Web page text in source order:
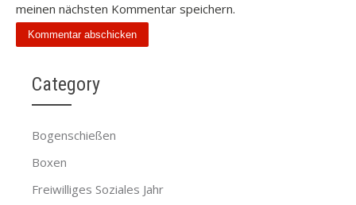
meinen nächsten Kommentar speichern.
Category
Bogenschießen
Boxen
Freiwilliges Soziales Jahr